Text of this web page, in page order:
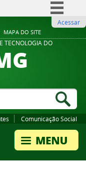
MAPA DO SITE
Comunica BR
Participe
Legislação
Acessar
TECNOLOGIA DO
Comunicação Social